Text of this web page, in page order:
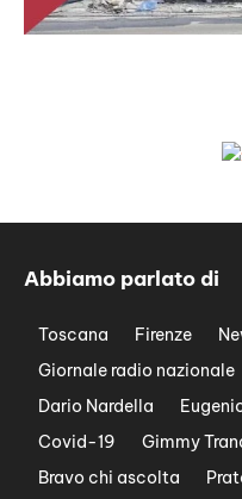
Abbiamo parlato di
Toscana Firenze
Giornale radio nazionale
Dario Nardella
Covid-19
Gimmy
Bravo chi ascolta